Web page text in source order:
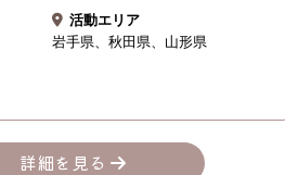
活動エリア
岩手県
秋田県 山形県
詳細を見る